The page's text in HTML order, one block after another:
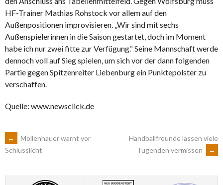
HF-Trainer Mathias Rohstock vor allem auf den
Außenpositionen improvisieren. „Wir sind mit sechs
Außenspielerinnen in die Saison gestartet, doch im Moment
habe ich nur zwei fitte zur Verfügung.“ Seine Mannschaft werde
dennoch voll auf Sieg spielen, um sich vor der dann folgenden
Partie gegen Spitzenreiter Liebenburg ein Punktepolster zu
verschaffen.
Quelle: www.newsclick.de
ARTIKEL-
NAVIGATION
←
Mollenhauer warnt vor
Schlusslicht
Handballfreunde lassen viele
Tugenden vermissen
→